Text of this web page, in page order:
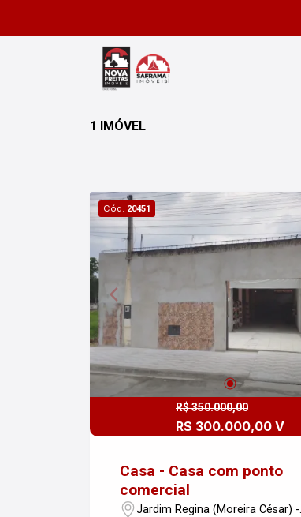
1 IMÓVEL
Cód. 20451
R$ 350.000,00
R$ 300.000,00 V
Casa - Casa com ponto
comercial
Jardim Regina (Moreira César) -